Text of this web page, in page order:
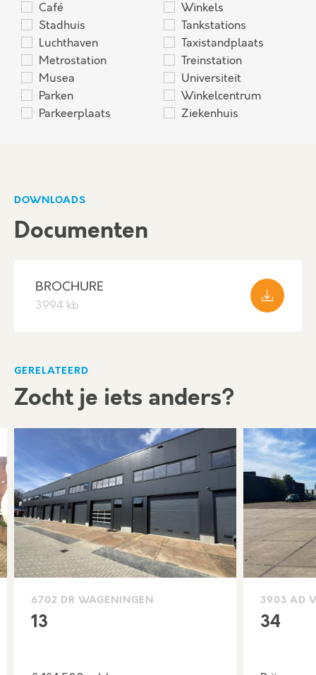
Café
Stadhuis
Luchthaven
Metrostation
Musea
Parken
Parkeerplaats
Winkels
Tankstations
Taxistandplaats
Treinstation
Universiteit
Winkelcentrum
Ziekenhuis
DOWNLOADS
Documenten
BROCHURE
3994 kb
GERELATEERD
Zocht je iets anders?
6702 DR WAGENINGEN
13
3903 AD
34